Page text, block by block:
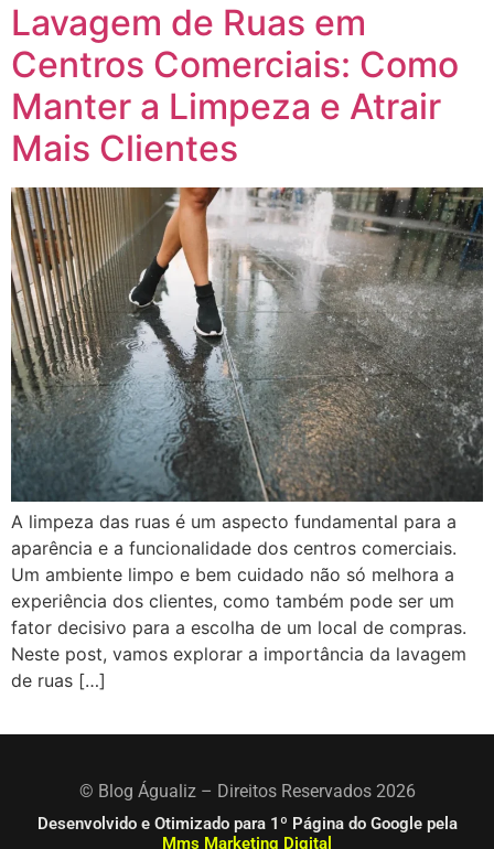
Lavagem de Ruas em
Centros Comerciais: Como
Manter a Limpeza e Atrair
Mais Clientes
A limpeza das ruas é um aspecto fundamental para a
aparência e a funcionalidade dos centros comerciais.
Um ambiente limpo e bem cuidado não só melhora a
experiência dos clientes, como também pode ser um
fator decisivo para a escolha de um local de compras.
Neste post, vamos explorar a importância da lavagem
de ruas […]
© Blog Águaliz – Direitos Reservados 2026
Desenvolvido e Otimizado para 1º Página do Google pela
Mms Marketing Digital